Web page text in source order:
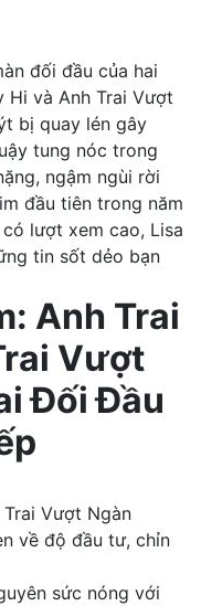
đối đầu của hai
Hi và Anh Trai Vượt
bị quay lén gây
tung nóc trong
ngậm ngùi rời
đầu tiên trong năm
lượt xem cao, Lisa
tin sốt dẻo bạn
Anh Trai
Vượt
Đối Đầu
Vượt Ngàn
về độ đầu tư, chỉn
sức nóng với